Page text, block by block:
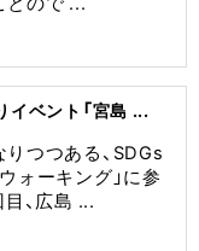
ベント「宮島 ...
つつある、SDGs
ォーキング」に参
、広島 ...